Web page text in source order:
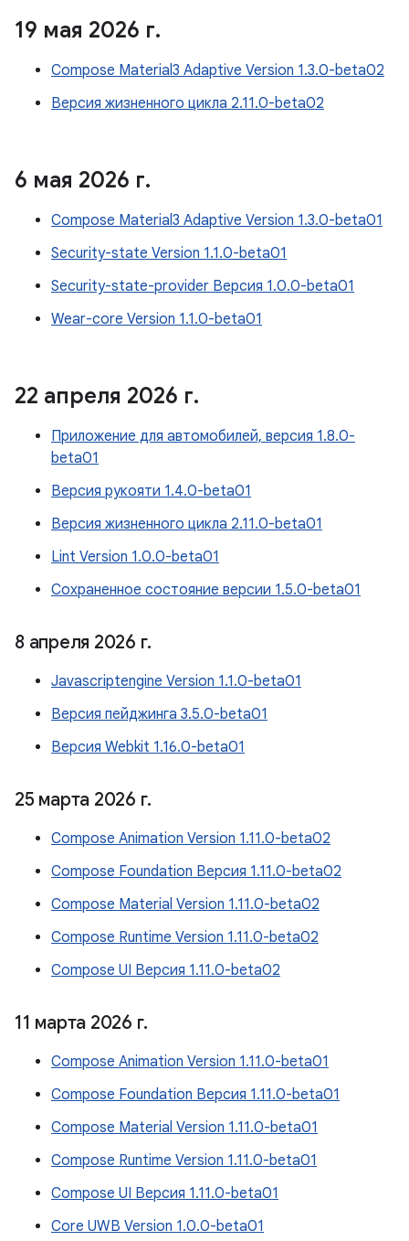
19 мая 2026 г.
Compose Material3 Adaptive Version 1.3.0-beta02
Версия жизненного цикла 2.11.0-beta02
6 мая 2026 г.
Compose Material3 Adaptive Version 1.3.0-beta01
Security-state Version 1.1.0-beta01
Security-state-provider Версия 1.0.0-beta01
Wear-core Version 1.1.0-beta01
22 апреля 2026 г.
Приложение для автомобилей, версия 1.8.0-
beta01
Версия рукояти 1.4.0-beta01
Версия жизненного цикла 2.11.0-beta01
Lint Version 1.0.0-beta01
Сохраненное состояние версии 1.5.0-beta01
8 апреля 2026 г.
Javascriptengine Version 1.1.0-beta01
Версия пейджинга 3.5.0-beta01
Версия Webkit 1.16.0-beta01
25 марта 2026 г.
Compose Animation Version 1.11.0-beta02
Compose Foundation Версия 1.11.0-beta02
Compose Material Version 1.11.0-beta02
Compose Runtime Version 1.11.0-beta02
Compose UI Версия 1.11.0-beta02
11 марта 2026 г.
Compose Animation Version 1.11.0-beta01
Compose Foundation Версия 1.11.0-beta01
Compose Material Version 1.11.0-beta01
Compose Runtime Version 1.11.0-beta01
Compose UI Версия 1.11.0-beta01
Core UWB Version 1.0.0-beta01